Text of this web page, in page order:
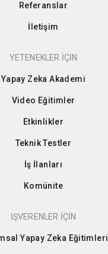
Referanslar
İletişim
YETENEKLER İÇİN
Yapay Zeka Akademi
Video Eğitimler
Etkinlikler
Teknik Testler
İş İlanları
Komünite
İŞVERENLER İÇİN
Yapay Zeka Eğitimleri